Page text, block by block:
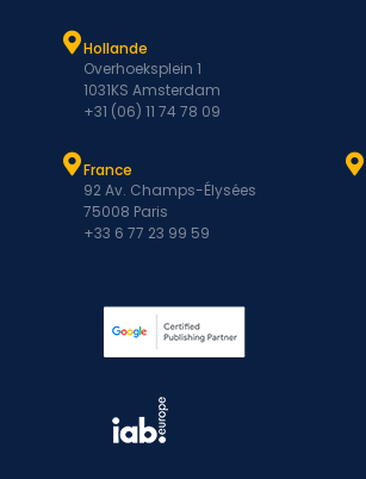
Hollande
Overhoeksplein 1
1031KS Amsterdam
+31 (06) 11 74 78 09
France
92 Av. Champs-Élysées
75008 Paris
+33 6 77 23 99 59